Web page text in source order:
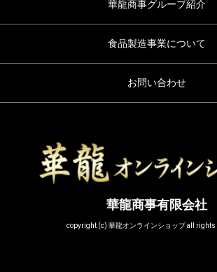
華龍商事グループ紹介
食品製造事業について
お問い合わせ
華龍商事有限会社
copyright (c) 華龍オンラインショップ all rights